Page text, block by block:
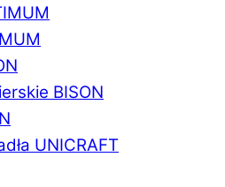
BISON
UNICRAFT